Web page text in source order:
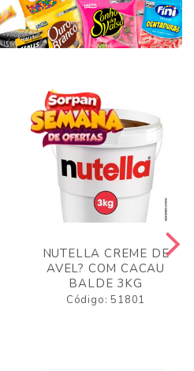
NUTELLA CREME DE
AVEL? COM CACAU
BALDE 3KG
Código: 51801